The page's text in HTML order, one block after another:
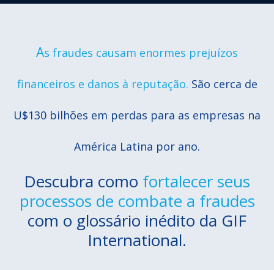
As fraudes causam enormes prejuízos
financeiros e danos à reputação. São cerca de
U$130 bilhões em perdas para as empresas na
América Latina por ano.
Descubra como fortalecer seus
processos de combate a fraudes
com o glossário inédito da GIF
International.